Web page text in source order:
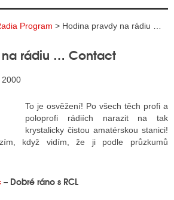
Program > Hodina pravdy na rádiu …
rádiu … Contact
2000
To je osvěžení! Po všech těch profi a
poloprofi rádiích narazit na tak
krystalicky čistou amatérskou stanici!
když vidím, že ji podle průzkumů
– Dobré ráno s RCL